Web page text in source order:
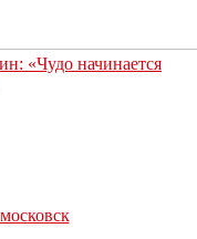
«Чудо начинается